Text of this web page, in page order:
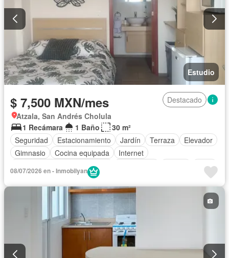
Estudio
$ 7,500 MXN/mes
Destacado
Atzala, San Andrés Cholula
1 Recámara
1 Baño
30 m²
Seguridad
Estacionamiento Jardín Terraza
Elevador
Gimnasio
Cocina equipada
Internet
Circuito cerrado de televisión
Agua
Caseta de vigilancia
Completamente amueblado
08/07/2026 en - Inmobilyan